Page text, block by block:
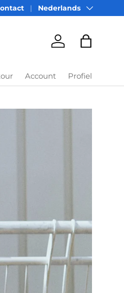
Taal
Nederlands
AccountTas
Account Profiel